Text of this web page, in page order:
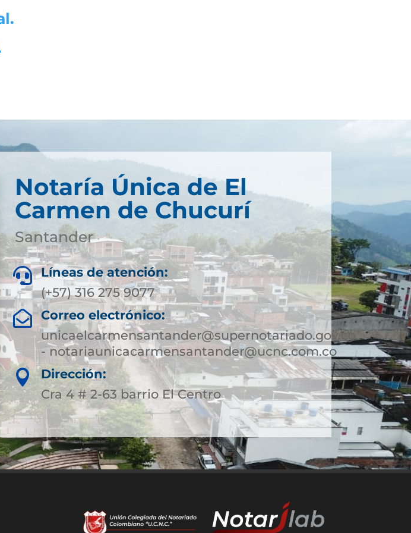
Notaría Única de El
Carmen de Chucurí
Santander
 Líneas de atención:
(+57) 316 275 9077
 Correo electrónico:
unicaelcarmensantander@supernotariado.gov.co
- notariaunicacarmensantander@ucnc.com.co

Dirección:
Cra 4 # 2-63 barrio El Centro